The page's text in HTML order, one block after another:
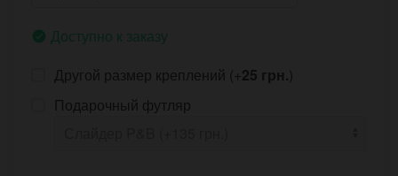
Доступно к заказу
Другой размер креплений (+25 грн.)
Подарочный футляр